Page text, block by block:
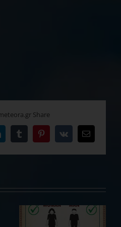
Share
TumblrPinterest
Vk Email
ΣΥΣΤΗΜΑ